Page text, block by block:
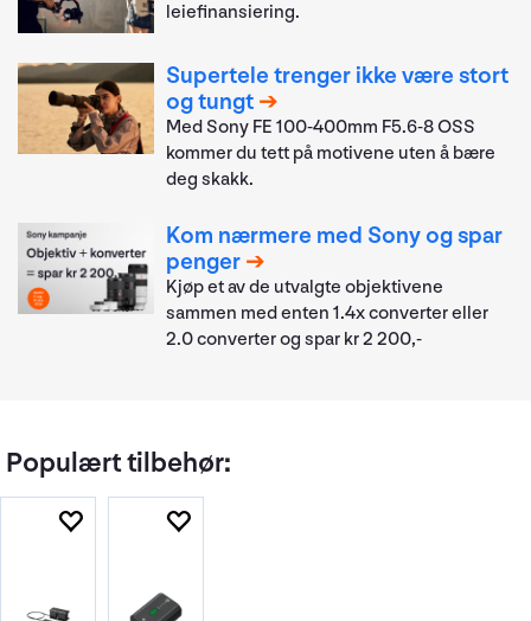
leiefinansiering.
Supertele trenger ikke være stort
og tungt
Med Sony FE 100-400mm F5.6-8 OSS
kommer du tett på motivene uten å bære
deg skakk.
Kom nærmere med Sony og spar
penger
Kjøp et av de utvalgte objektivene
sammen med enten 1.4x converter eller
2.0 converter og spar kr 2 200,-
Populært tilbehør: